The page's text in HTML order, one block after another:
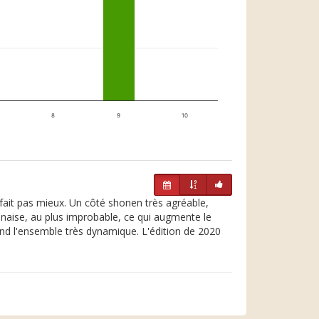
8 9 10
pas mieux. Un côté shonen très agréable,
au plus improbable, ce qui augmente le
l'ensemble très dynamique. L'édition de 2020